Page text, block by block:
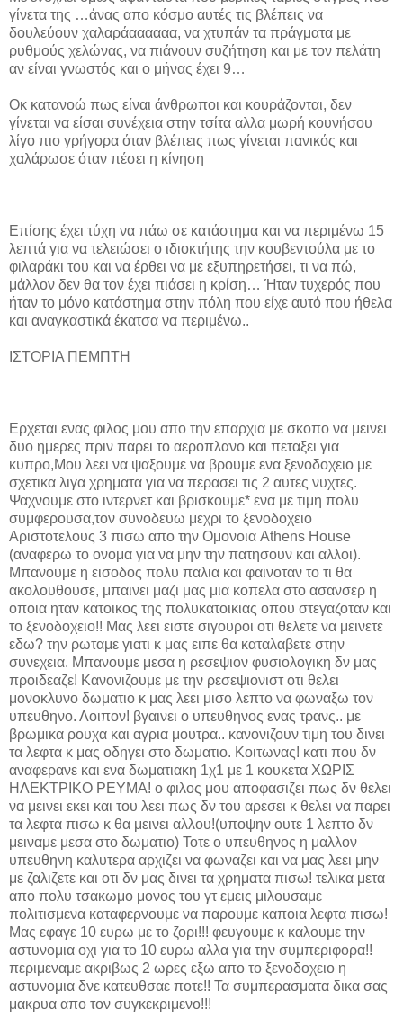
γίνετα της …άνας απο κόσμο αυτές τις βλέπεις να
δουλεύουν χαλαράαααααα, να χτυπάν τα πράγματα με
ρυθμούς χελώνας, να πιάνουν συζήτηση και με τον πελάτη
αν είναι γνωστός και ο μήνας έχει 9…
Οκ κατανοώ πως είναι άνθρωποι και κουράζονται, δεν
γίνεται να είσαι συνέχεια στην τσίτα αλλα μωρή κουνήσου
λίγο πιο γρήγορα όταν βλέπεις πως γίνεται πανικός και
χαλάρωσε όταν πέσει η κίνηση
Επίσης έχει τύχη να πάω σε κατάστημα και να περιμένω 15
λεπτά για να τελειώσει ο ιδιοκτήτης την κουβεντούλα με το
φιλαράκι του και να έρθει να με εξυπηρετήσει, τι να πώ,
μάλλον δεν θα τον έχει πιάσει η κρίση… Ήταν τυχερός που
ήταν το μόνο κατάστημα στην πόλη που είχε αυτό που ήθελα
και αναγκαστικά έκατσα να περιμένω..
ΙΣΤΟΡΙΑ ΠΕΜΠΤΗ
Ερχεται ενας φιλος μου απο την επαρχια με σκοπο να μεινει
δυο ημερες πριν παρει το αεροπλανο και πεταξει για
κυπρο,Μου λεει να ψαξουμε να βρουμε ενα ξενοδοχειο με
σχετικα λιγα χρηματα για να περασει τις 2 αυτες νυχτες.
Ψαχνουμε στο ιντερνετ και βρισκουμε* ενα με τιμη πολυ
συμφερουσα,τον συνοδευω μεχρι το ξενοδοχειο
Αριστοτελους 3 πισω απο την Ομονοια Athens House
(αναφερω το ονομα για να μην την πατησουν και αλλοι).
Μπανουμε η εισοδος πολυ παλια και φαινοταν το τι θα
ακολουθουσε, μπαινει μαζι μας μια κοπελα στο ασανσερ η
οποια ηταν κατοικος της πολυκατοικιας οπου στεγαζοταν και
το ξενοδοχειο!! Μας λεει ειστε σιγουροι οτι θελετε να μεινετε
εδω? την ρωταμε γιατι κ μας ειπε θα καταλαβετε στην
συνεχεια. Μπανουμε μεσα η ρεσεψιον φυσιολογικη δν μας
προιδεαζε! Κανονιζουμε με την ρεσεψιονιστ οτι θελει
μονοκλυνο δωματιο κ μας λεει μισο λεπτο να φωναξω τον
υπευθηνο. Λοιπον! βγαινει ο υπευθηνος ενας τρανς.. με
βρωμικα ρουχα και αγρια μουτρα.. κανονιζουν τιμη του δινει
τα λεφτα κ μας οδηγει στο δωματιο. Κοιτωνας! κατι που δν
αναφερανε και ενα δωματιακη 1χ1 με 1 κουκετα ΧΩΡΙΣ
ΗΛΕΚΤΡΙΚΟ ΡΕΥΜΑ! ο φιλος μου αποφασιζει πως δν θελει
να μεινει εκει και του λεει πως δν του αρεσει κ θελει να παρει
τα λεφτα πισω κ θα μεινει αλλου!(υποψην ουτε 1 λεπτο δν
μειναμε μεσα στο δωματιο) Τοτε ο υπευθηνος η μαλλον
υπευθηνη καλυτερα αρχιζει να φωναζει και να μας λεει μην
με ζαλιζετε και οτι δν μας δινει τα χρηματα πισω! τελικα μετα
απο πολυ τσακωμο μονος του γτ εμεις μιλουσαμε
πολιτισμενα καταφερνουμε να παρουμε καποια λεφτα πισω!
Μας εφαγε 10 ευρω με το ζορι!!! φευγουμε κ καλουμε την
αστυνομια οχι για το 10 ευρω αλλα για την συμπεριφορα!!
περιμεναμε ακριβως 2 ωρες εξω απο το ξενοδοχειο η
αστυνομια δνε κατευθσαε ποτε!! Τα συμπερασματα δικα σας
μακρυα απο τον συγκεκριμενο!!!